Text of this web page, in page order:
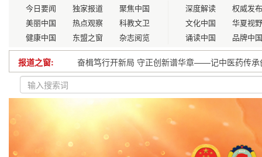
今日要闻 独家报道
聚焦中国
美丽中国
热点观察
科教文卫
健康中国
东盟之窗 杂志阅览
深度解读
权威发布
文化中国
华夏视野
诵读中国
品牌中国
报道之窗:
奋楫笃行开新局 守正创新谱华章——记中医药传承
山西新增49名国家级非物质文化遗产代表性传承人
经济腾飞中的安徽阜南经济开发区
枞味千年融国策：以“农业新质生产力”托举乡村